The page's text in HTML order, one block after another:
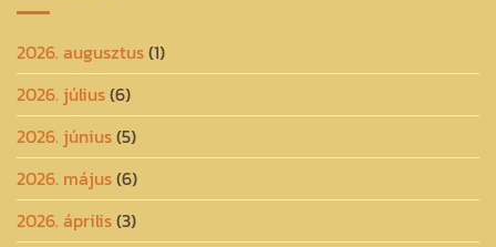
2026. augusztus(1)
2026. július(6)
2026. június(5)
2026. május(6)
2026. április(3)